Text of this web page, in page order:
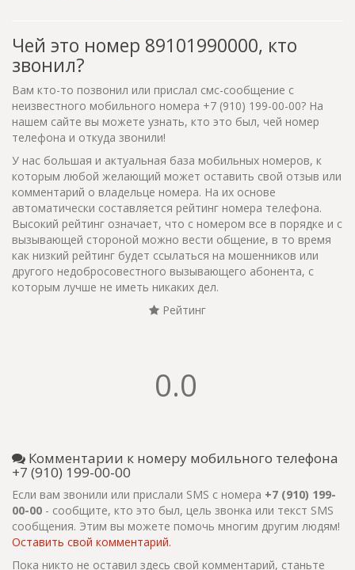
Чей это номер 89101990000, кто
звонил?
Вам кто-то позвонил или прислал смс-сообщение с
неизвестного мобильного номера +7 (910) 199-00-00? На
нашем сайте вы можете узнать, кто это был, чей номер
телефона и откуда звонили!
У нас большая и актуальная база мобильных номеров, к
которым любой желающий может оставить свой отзыв или
комментарий о владельце номера. На их основе
автоматически составляется рейтинг номера телефона.
Высокий рейтинг означает, что с номером все в порядке и с
вызывающей стороной можно вести общение, в то время
как низкий рейтинг будет ссылаться на мошенников или
другого недобросовестного вызывающего абонента, с
которым лучше не иметь никаких дел.
Рейтинг
0.0
Комментарии к номеру мобильного телефона
+7 (910) 199-00-00
Если вам звонили или прислали SMS с номера +7 (910) 199-
00-00 - сообщите, кто это был, цель звонка или текст SMS
сообщения. Этим вы можете помочь многим другим людям!
Оставить свой комментарий.
Пока никто не оставил здесь свой комментарий, станьте